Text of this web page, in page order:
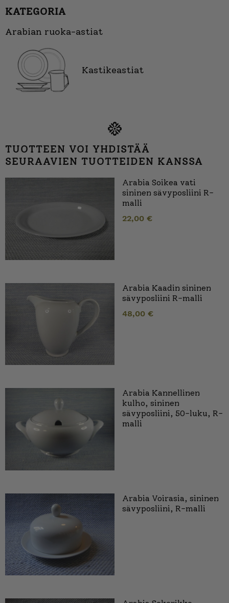
KATEGORIA
Arabian ruoka-astiat
Kastikeastiat
TUOTTEEN VOI YHDISTÄÄ
SEURAAVIEN TUOTTEIDEN KANSSA
Arabia Soikea vati
sininen sävyposliini R-
malli
22,00 €
Arabia Kaadin sininen
sävyposliini R-malli
48,00 €
Arabia Kannellinen
kulho, sininen
sävyposliini, 50-luku, R-
malli
Arabia Voirasia, sininen
sävyposliini, R-malli